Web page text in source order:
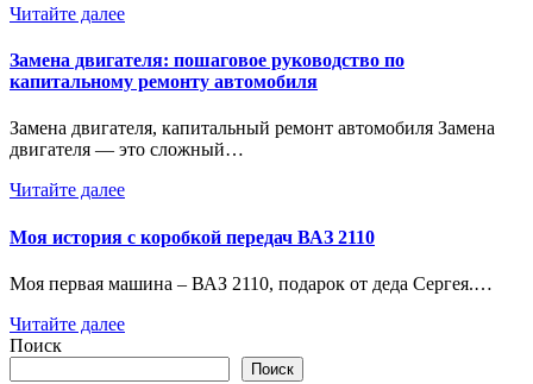
Читайте далее
Замена двигателя: пошаговое руководство по
капитальному ремонту автомобиля
Замена двигателя, капитальный ремонт автомобиля Замена
двигателя — это сложный…
Читайте далее
Моя история с коробкой передач ВАЗ 2110
Моя первая машина – ВАЗ 2110, подарок от деда Сергея.…
Читайте далее
Поиск
Поиск